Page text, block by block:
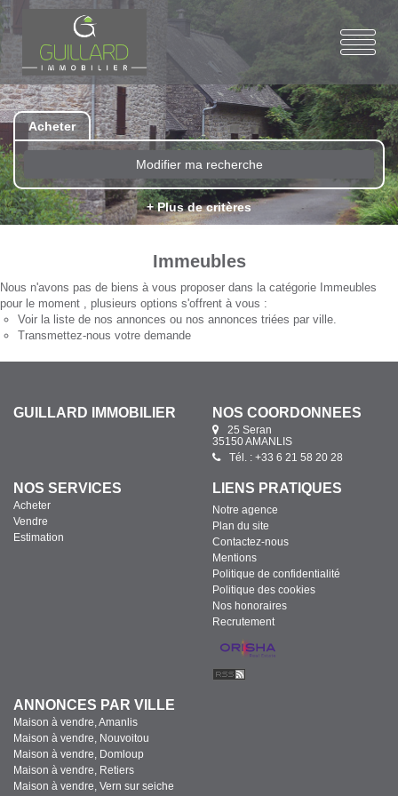
Acheter
Modifier ma recherche
+ Plus de critères
Immeubles
Nous n'avons pas de biens à vous proposer dans la catégorie Immeubles
pour le moment , plusieurs options s'offrent à vous :
Voir la liste de nos annonces ou nos annonces triées par ville.
Transmettez-nous votre demande
GUILLARD IMMOBILIER NOS COORDONNÉES
25 Seran
35150 AMANLIS
Tél. : +33 6 21 58 20 28
NOS SERVICES
Acheter
Vendre
Estimation
LIENS PRATIQUES
Notre agence
Plan du site
Contactez-nous
Mentions
Politique de confidentialité
Politique des cookies
Nos honoraires
Recrutement
ANNONCES PAR VILLE
Maison à vendre, Amanlis
Maison à vendre, Nouvoitou
Maison à vendre, Domloup
Maison à vendre, Retiers
Maison à vendre, Vern sur seiche